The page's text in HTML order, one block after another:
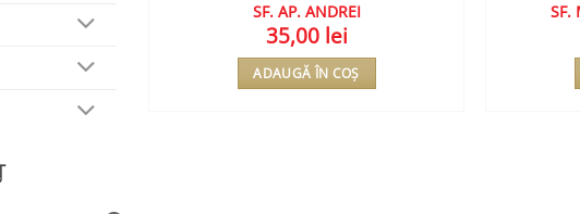
SF. AP. ANDREI
35,00 lei
ADAUGĂ ÎN COȘ
SF.